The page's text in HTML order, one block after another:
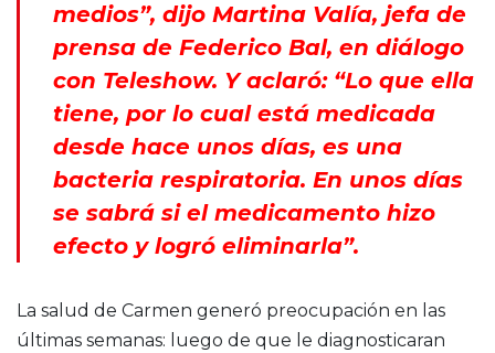
medios”, dijo Martina Valía, jefa de
prensa de Federico Bal, en diálogo
con Teleshow. Y aclaró: “Lo que ella
tiene, por lo cual está medicada
desde hace unos días, es una
bacteria respiratoria. En unos días
se sabrá si el medicamento hizo
efecto y logró eliminarla”.
La salud de Carmen generó preocupación en las
últimas semanas: luego de que le diagnosticaran